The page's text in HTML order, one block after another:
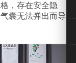
，存在安全隐
囊无法弹出而导